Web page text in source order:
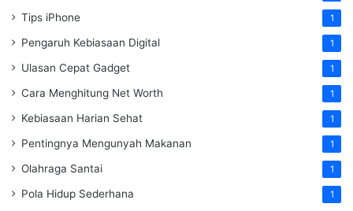
Tips iPhone 1
Pengaruh Kebiasaan Digital 1
Ulasan Cepat Gadget 1
Cara Menghitung Net Worth 1
Kebiasaan Harian Sehat 1
Pentingnya Mengunyah Makanan 1
Olahraga Santai 1
Pola Hidup Sederhana 1